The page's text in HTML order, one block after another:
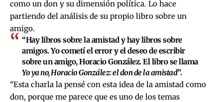
como un don y su dimensión política. Lo hace
partiendo del análisis de su propio libro sobre un
amigo.
“Hay libros sobre la amistad y hay libros sobre
amigos. Yo cometí el error y el deseo de escribir
sobre un amigo, Horacio González. El libro se llama
Yo ya no, Horacio González: el don de la amistad”.
“Esta charla la pensé con esta idea de la amistad como
don, porque me parece que es uno de los temas